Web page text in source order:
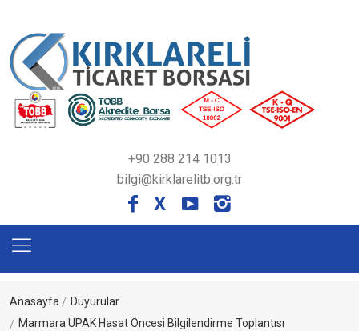
+90 288 214 1013
bilgi@kirklarelitb.org.tr
X
Anasayfa
Duyurular
Marmara UPAK Hasat Öncesi Bilgilendirme Toplantısı